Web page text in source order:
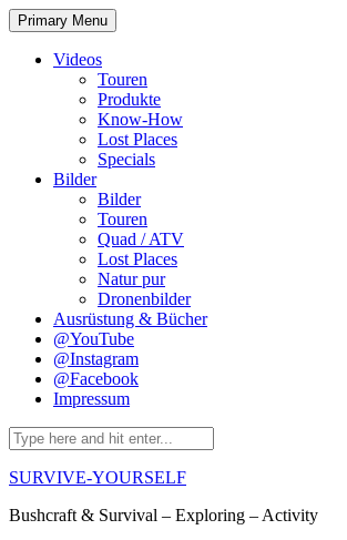
Skip
to
content
Primary Menu
Videos
Touren
Produkte
Know-How
Lost Places
Specials
Bilder
Bilder
Touren
Quad / ATV
Lost Places
Natur pur
Dronenbilder
Ausrüstung & Bücher
@YouTube
@Instagram
@Facebook
Impressum
Search
for:
SURVIVE-YOURSELF
Bushcraft & Survival – Exploring – Activity